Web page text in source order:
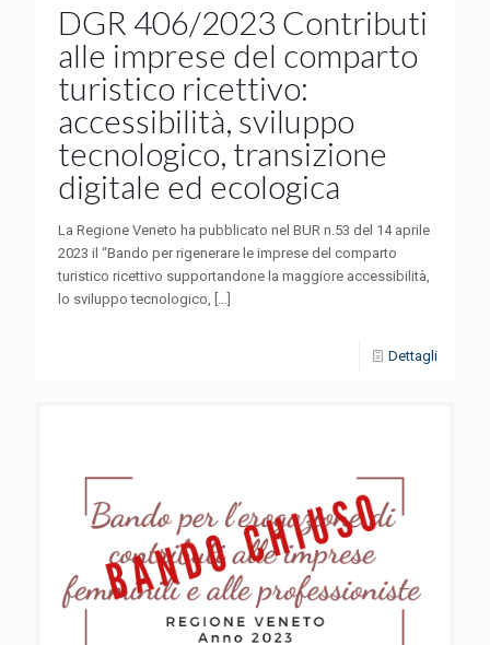
DGR 406/2023 Contributi
alle imprese del comparto
turistico ricettivo:
accessibilità, sviluppo
tecnologico, transizione
digitale ed ecologica
La Regione Veneto ha pubblicato nel BUR n.53 del 14 aprile
2023 il “Bando per rigenerare le imprese del comparto
turistico ricettivo supportandone la maggiore accessibilità,
lo sviluppo tecnologico,
Dettagli